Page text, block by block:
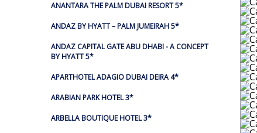
ANANTARA THE PALM DUBAI RESORT 5*
ANDAZ BY HYATT – PALM JUMEIRAH 5*
ANDAZ CAPITAL GATE ABU DHABI - A CONCEPT
BY HYATT 5*
APARTHOTEL ADAGIO DUBAI DEIRA 4*
ARABIAN PARK HOTEL 3*
ARBELLA BOUTIQUE HOTEL 3*